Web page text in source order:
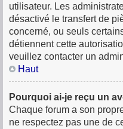
utilisateur. Les
désactivé le transfert de
concerné, ou seuls
détiennent cette
veuillez contacter un
Haut
Pourquoi ai-je reçu un
Chaque forum a son
ne respectez pas une de